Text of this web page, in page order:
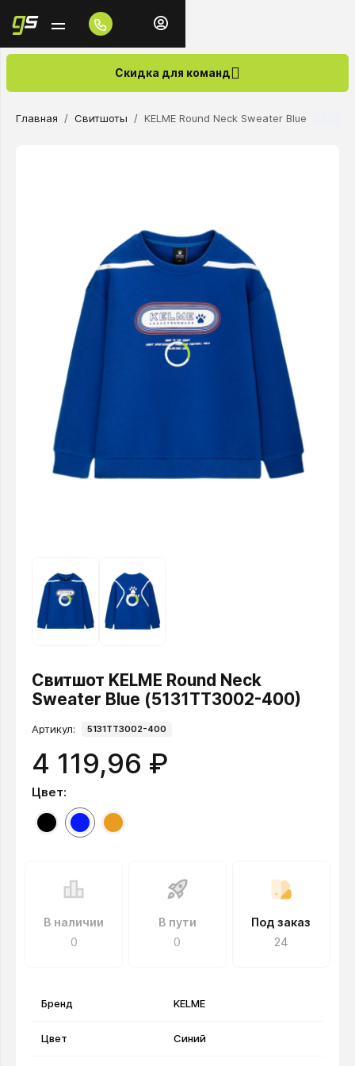
Скидка для команд
Главная Свитшоты KELME Round Neck Sweater Blue
Свитшот KELME Round Neck
Sweater Blue (5131TT3002-400)
Артикул: 5131TT3002-400
4 119,96 ₽
Цвет:
В наличии
0
В пути
0
Под заказ
24
Бренд KELME
Цвет Синий